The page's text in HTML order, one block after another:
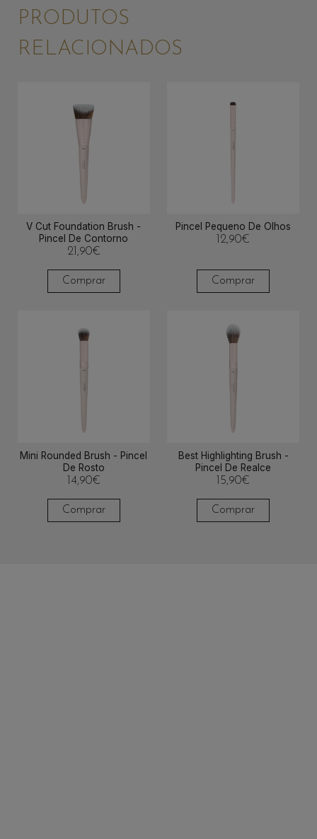
PRODUTOS
RELACIONADOS
V Cut Foundation Brush -
Pincel De Contorno
21,90€
Comprar
Pincel Pequeno De Olhos
12,90€
Comprar
Mini Rounded Brush - Pincel
De Rosto
14,90€
Comprar
Best Highlighting Brush -
Pincel De Realce
15,90€
Comprar